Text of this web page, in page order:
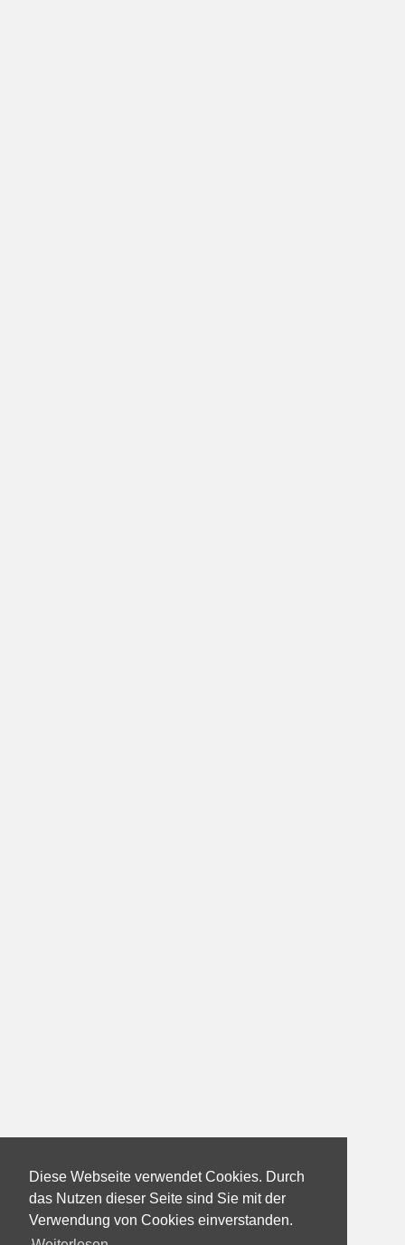
Diese Webseite verwendet Cookies. Durch
das Nutzen dieser Seite sind Sie mit der
Verwendung von Cookies einverstanden.